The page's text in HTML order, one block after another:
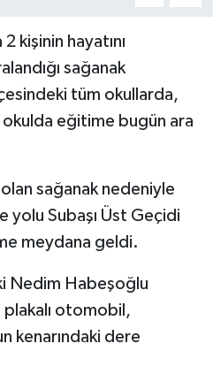
kişinin hayatını
sağanak
tüm okullarda,
eğitime bugün ara
sağanak nedeniyle
yolu Subaşı Üst Geçidi
meydana geldi.
Nedim Habeşoğlu
otomobil,
kenarındaki dere